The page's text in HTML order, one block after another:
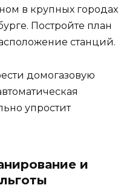
в крупных городах
Постройте план
станций.
домогазовую
упростит
и